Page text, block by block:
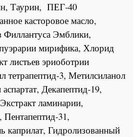
Таурин, ПЕГ-40
касторовое масло,
Филлантуса Эмблики,
мирифика, Хлорид
листьев эриоботрии
тетрапептид-3, Метилсиланол
Декапептид-19,
ламинарии,
31,
каприлат, Гидролизованный